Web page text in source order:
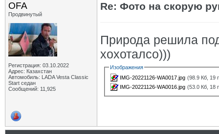
OFA
Продвинутый
Регистрация: 03.10.2022
Адрес: Казахстан
Автомобиль: LADA Vesta Classic
Start седан
Сообщений: 11,925
Re: Фото на скорую
Природа решила
хохоталсо)))
Изображения
IMG-20221126-WA0017.jpg (98.9 Кб, 19
IMG-20221126-WA0016.jpg (53.0 Кб, 18